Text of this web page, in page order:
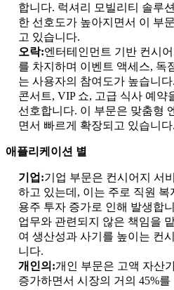
합니다. 럭셔리 모빌리티 솔루
한 선호도가 높아지면서 이 부
고 있습니다.
오락:엔터테인먼트 기반 컨시
를 차지하며 이벤트 액세스, 독
는 사용자의 참여도가 높습니
콘서트, VIP 쇼, 고급 식사 예약
선호합니다. 이 부문은 맞춤형
면서 빠르게 확장되고 있습니다.
애플리케이션 별
기업:기업 부문은 컨시어지 서
하고 있는데, 이는 주로 직원
용주 투자 증가로 인해 발생합
업무와 관련되지 않은 책임을
여 생산성과 사기를 높이는 컨
니다.
개인의:개인 부문은 고액 자산
증가하면서 시장의 거의 45%